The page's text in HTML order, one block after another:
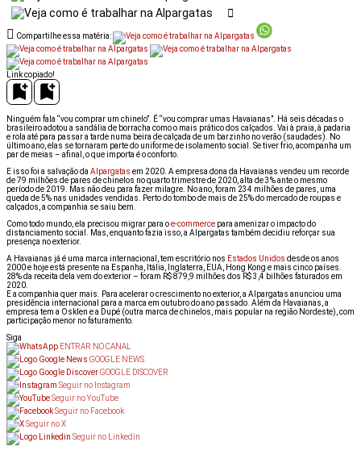
Compartilhe essa matéria:
Link copiado!
Ninguém fala “vou comprar um chinelo”. É “vou comprar umas Havaianas”. Há seis décadas o
brasileiro adotou a sandália de borracha como o mais prático dos calçados. Vai à praia, à padaria
e rola até para passar a tarde numa beira de calçada de um barzinho no verão (saudades). No
último ano, elas se tornaram parte do uniforme de isolamento social. Se tiver frio, acompanha um
par de meias – afinal, o que importa é o conforto.
E isso foi a salvação da Alpargatas em 2020. A empresa dona da Havaianas vendeu um recorde
de 79 milhões de pares de chinelos no quarto trimestre de 2020, alta de 3% ante o mesmo
período de 2019. Mas não deu para fazer milagre. No ano, foram 234 milhões de pares, uma
queda de 5% nas unidades vendidas. Perto do tombo de mais de 25% do mercado de roupas e
calçados, a companhia se saiu bem.
Como todo mundo, ela precisou migrar para oe-commerce para amenizar o impacto do
distanciamento social. Mas, enquanto fazia isso, a Alpargatas também decidiu reforçar sua
presença no exterior.
A Havaianas já é uma marca internacional, tem escritório nos Estados Unidos desde os anos
2000 e hoje está presente na Espanha, Itália, Inglaterra, EUA, Hong Kong e mais cinco países.
28% da receita dela vem do exterior – foram R$ 879,9 milhões dos R$ 3,4 bilhões faturados em
2020.
E a companhia quer mais. Para acelerar o crescimento no exterior, a Alpargatas anunciou uma
presidência internacional para a marca em outubro do ano passado. Além da Havaianas, a
empresa tem a Osklen e a Dupé (outra marca de chinelos, mais popular na região Nordeste), com
participação menor no faturamento.
Siga
ENTRAR NO CANAL
GOOGLE NEWS
GOOGLE DISCOVER
Seguir no Instagram
Seguir no YouTube
Seguir no Facebook
Seguir no X
Seguir no Linkedin